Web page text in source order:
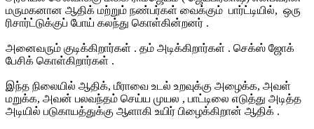
மருமகனான ஆதிக் மற்றும் நண்பர்கள் வைக்கும் பார்ட்டியில், ஒரு
ரிசார்ட்டுக்குப் போய் கலந்து கொள்கின்றனர் .
அனைவரும் குடிக்கிறார்கள் . தம் அடிக்கிறார்கள் . செக்ஸ் ஜோக்
பேசிக் கொள்கிறார்கள் .
இந்த நிலையில் ஆதிக், மீராவை உடல் உறவுக்கு அழைக்க, அவள்
மறுக்க, அவன் பலவந்தம் செய்ய முயல , பாட்டிலை எடுத்து அடித்த
அடியில் படுகாயத்துக்கு ஆளாகி உயிர் பிழைக்கிறான் ஆதிக் .